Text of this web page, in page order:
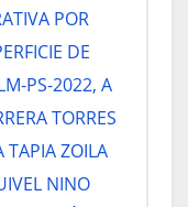
POR
DE
PS-2022, A
TORRES
TAPIA ZOILA
NINO